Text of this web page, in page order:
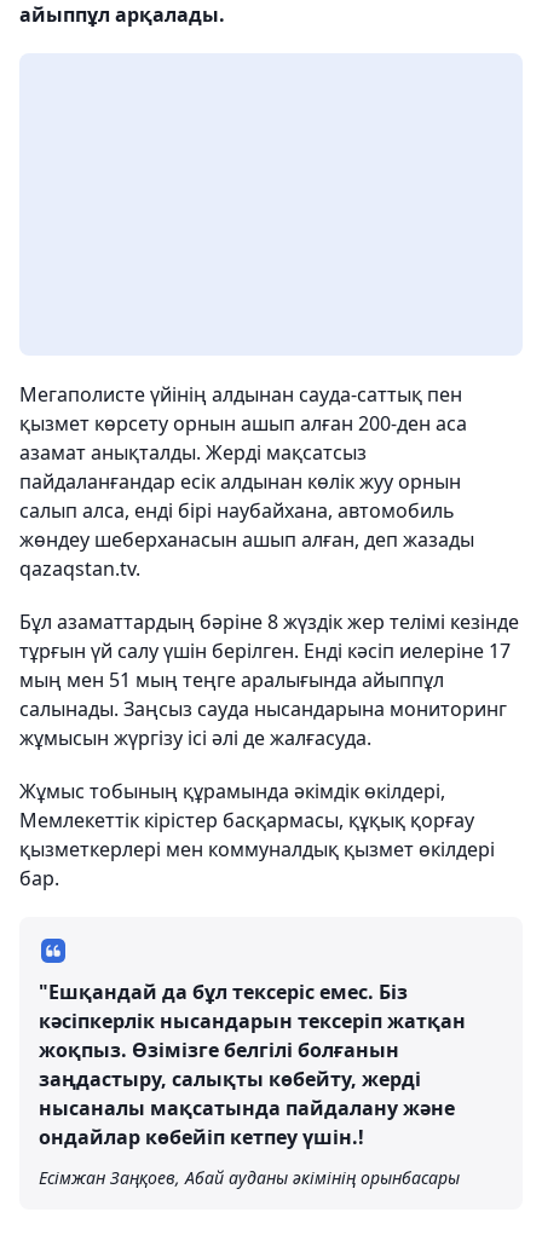
айыппұл арқалады.
Мегаполисте үйінің алдынан сауда-саттық пен
қызмет көрсету орнын ашып алған 200-ден аса
азамат анықталды. Жерді мақсатсыз
пайдаланғандар есік алдынан көлік жуу орнын
салып алса, енді бірі наубайхана, автомобиль
жөндеу шеберханасын ашып алған, деп жазады
qazaqstan.tv.
Бұл азаматтардың бәріне 8 жүздік жер телімі кезінде
тұрғын үй салу үшін берілген. Енді кәсіп иелеріне 17
мың мен 51 мың теңге аралығында айыппұл
салынады. Заңсыз сауда нысандарына мониторинг
жұмысын жүргізу ісі әлі де жалғасуда.
Жұмыс тобының құрамында әкімдік өкілдері,
Мемлекеттік кірістер басқармасы, құқық қорғау
қызметкерлері мен коммуналдық қызмет өкілдері
бар.
"Ешқандай да бұл тексеріс емес. Біз
кәсіпкерлік нысандарын тексеріп жатқан
жоқпыз. Өзімізге белгілі болғанын
заңдастыру, салықты көбейту, жерді
нысаналы мақсатында пайдалану және
ондайлар көбейіп кетпеу үшін.!
Есімжан Заңқоев, Абай ауданы әкімінің орынбасары